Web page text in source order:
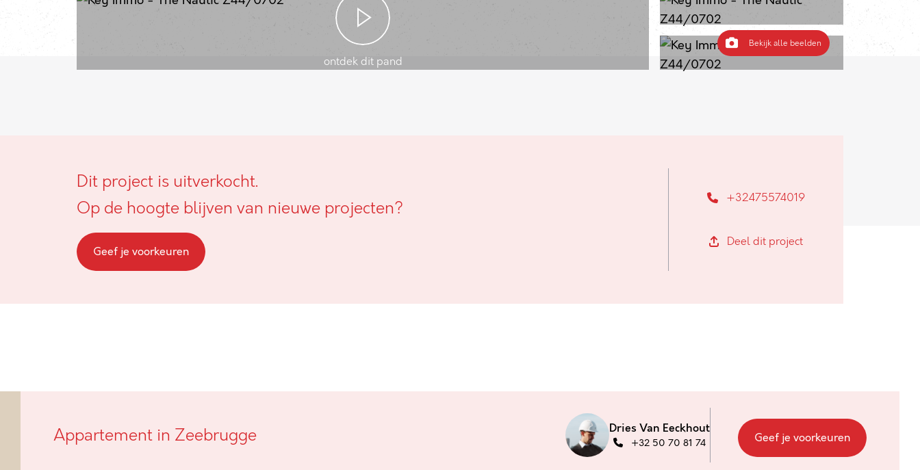
ontdek dit pand
Bekijk alle beelden
Dit project is uitverkocht.
Op de hoogte blijven van nieuwe projecten?
Geef je voorkeuren
+32475574019
Deel dit project
Appartement in Zeebrugge Dries Van Eeckhout
+32 50 70 81 74 Geef je voorkeuren
vissersboten te Zeebrugge, genaamd Z44 beschikt over 21